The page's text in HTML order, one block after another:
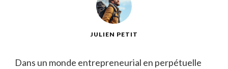
JULIEN PETIT
Dans un monde entrepreneurial en perpétuelle